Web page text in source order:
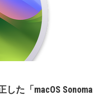
た「macOS Sonoma